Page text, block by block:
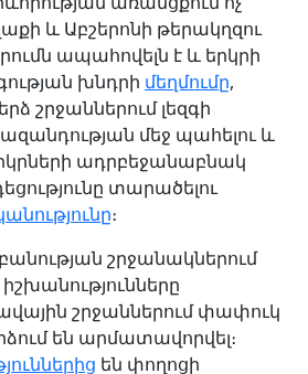
և Աբշերոնի թերակղզու
ապահովելն է և երկրի
խնդրի մեղմումը,
շրջաններում լեզգի
մեջ պահելու և
ադրբեջանաբնակ
տարածելու
։
շրջանակներում
շրջաններում փափուկ
են արմատավորվել։
են փողոցի